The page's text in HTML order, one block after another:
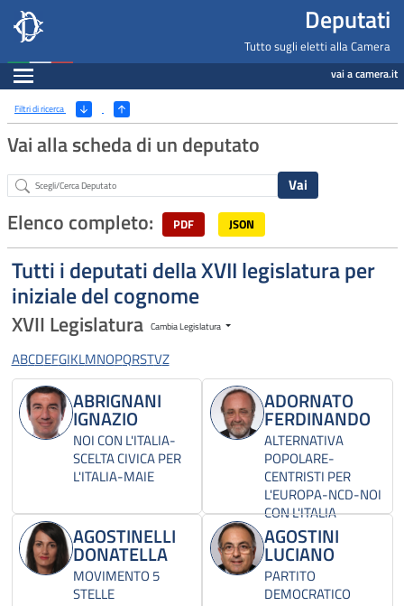
Deputati, Camera dei Deputati -
Salta al contenuto principale
Salta al menu di navigazione Deputati
Tutto sugli eletti alla Camera
Espandi vai a camera.it
Ricerca
Filtri di ricerca (Apri/Chiudi filtri)
Vai alla scheda di un deputato
Abstract
Elenco completo: PDF JSON
Tutti i deputati della XVII legislatura per
iniziale del cognome
XVII Legislatura Cambia Legislatura
ABCDEFGIKLMNOPQRSTVZ
ABRIGNANI
IGNAZIO
NOI CON L'ITALIA-
SCELTA CIVICA PER
L'ITALIA-MAIE
ADORNATO
FERDINANDO
ALTERNATIVA
POPOLARE-
CENTRISTI PER
L'EUROPA-NCD-NOI
CON L'ITALIA
AGOSTINELLI
DONATELLA
MOVIMENTO 5
STELLE
AGOSTINI
LUCIANO
PARTITO
DEMOCRATICO
Navigazione pagine di servizio
Fine pagina
Salta al contenuto principale
Salta al menu di navigazione
Vai a inizio pagina